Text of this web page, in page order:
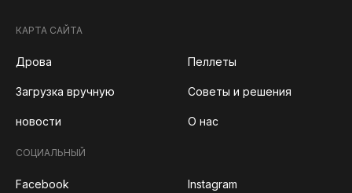
КАРТА САЙТА
Дрова Пеллеты
Загрузка вручную Советы и решения
новости О нас
СОЦИАЛЬНЫЙ
Facebook Instagram